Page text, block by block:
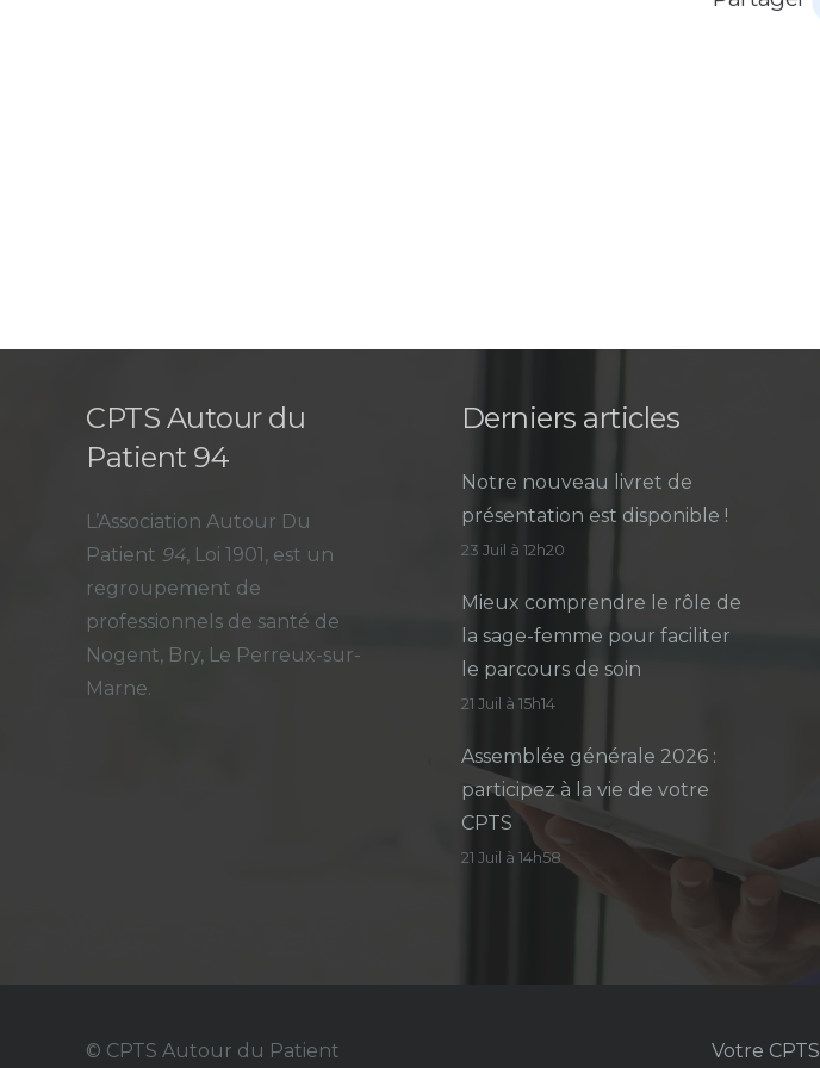
CPTS Autour du
Patient 94
L’Association Autour Du
Patient 94, Loi 1901, est un
regroupement de
professionnels de santé de
Nogent, Bry, Le Perreux-sur-
Marne.
Derniers articles
Notre nouveau livret de
présentation est disponible !
23 Juil à 12h20
Mieux comprendre le rôle de
la sage-femme pour faciliter
le parcours de soin
21 Juil à 15h14
Assemblée générale 2026 :
participez à la vie de votre
CPTS
21 Juil à 14h58
© CPTS Autour du Patient Votre CPTS